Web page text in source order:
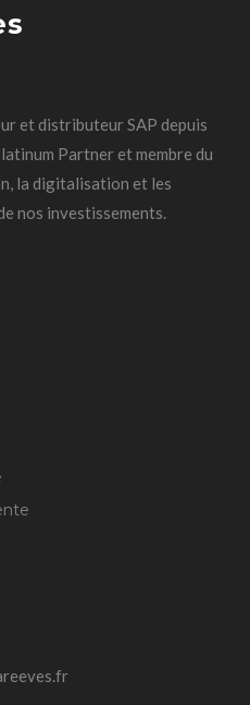
et distributeur SAP depuis
Partner et membre du
la digitalisation et les
nos investissements.